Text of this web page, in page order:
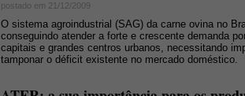
postado em 21/12/2009
O sistema agroindustrial (SAG) da carne ovina no
conseguindo atender a forte e crescente demanda
capitais e grandes centros urbanos, necessitando
tamponar o déficit existente no mercado doméstico.